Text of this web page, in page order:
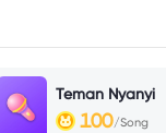
Teman Nyanyi
100/Song